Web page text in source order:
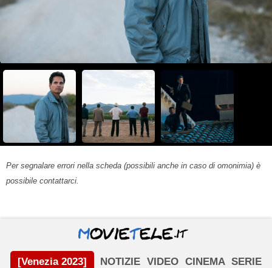
Per segnalare errori nella scheda (possibili anche in caso di omonimia) è
possibile contattarci.
[Venezia 2023] NOTIZIE VIDEO CINEMA SERIE